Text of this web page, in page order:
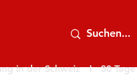
der Schweiz   I   30